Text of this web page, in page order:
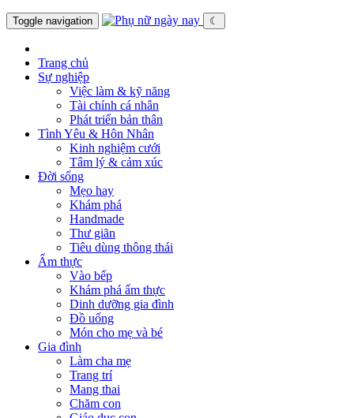
Toggle navigation ☾
Trang chủ
Sự nghiệp
Việc làm & kỹ năng
Tài chính cá nhân
Phát triển bản thân
Tình Yêu & Hôn Nhân
Kinh nghiệm cưới
Tâm lý & cảm xúc
Đời sống
Mẹo hay
Khám phá
Handmade
Thư giãn
Tiêu dùng thông thái
Ẩm thực
Vào bếp
Khám phá ẩm thực
Dinh dưỡng gia đình
Đồ uống
Món cho mẹ và bé
Gia đình
Làm cha mẹ
Trang trí
Mang thai
Chăm con